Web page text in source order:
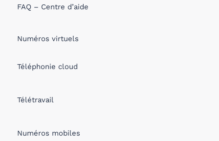
FAQ – Centre d’aide
Numéros virtuels
Téléphonie cloud
Télétravail
Numéros mobiles